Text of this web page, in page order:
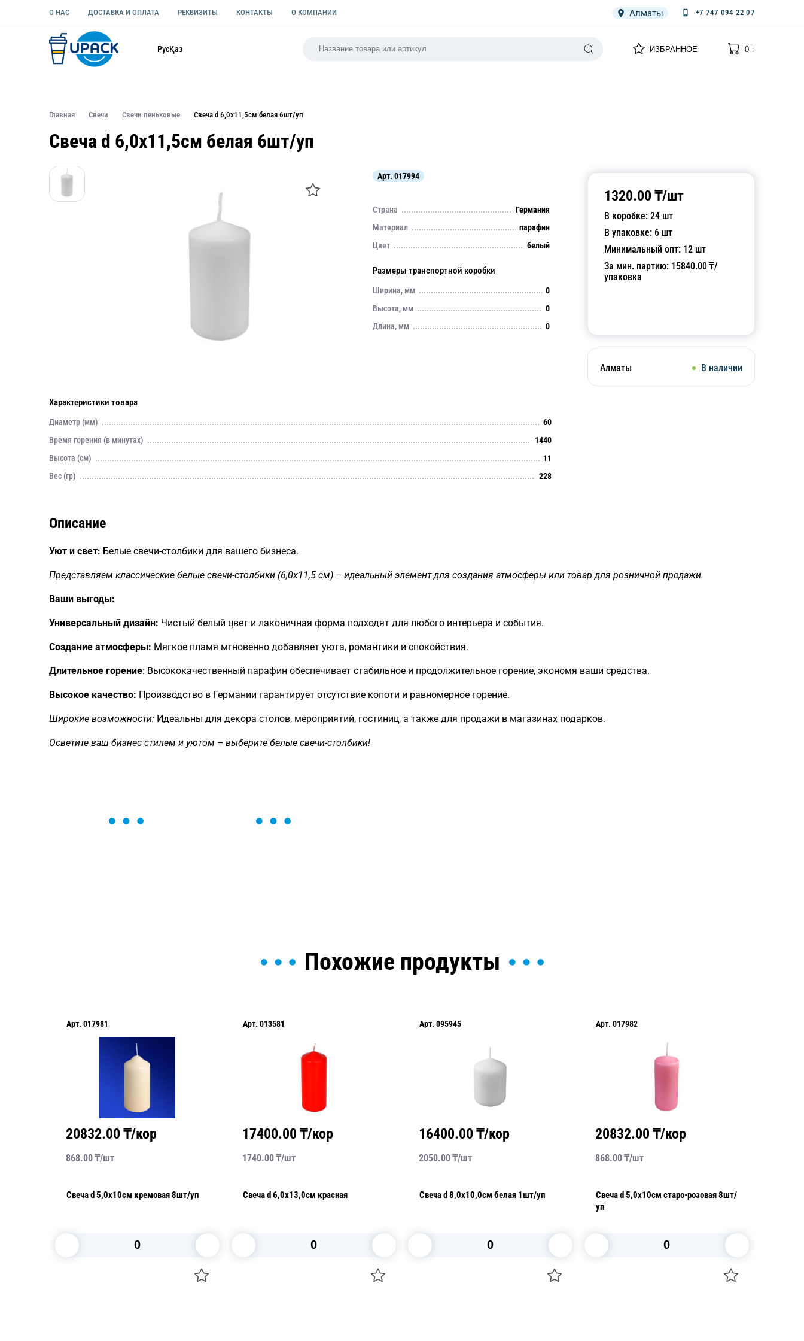
О НАС ДОСТАВКА И ОПЛАТА РЕКВИЗИТЫ КОНТАКТЫ О КОМПАНИИ Алматы +7 747 094 22 07
РусҚаз ИЗБРАННОЕ
0
0₸
Главная Свечи Свечи пеньковые Свеча d 6,0х11,5см белая 6шт/уп
Свеча d 6,0х11,5см белая 6шт/уп
1320.00 ₸/шт
В коробке: 24 шт
В упаковке: 6 шт
Минимальный опт: 12 шт
За мин. партию: 15840.00₸/
упаковка
Алматы В наличии
Арт. 017994
Страна
Германия
Материал
парафин
Цвет
белый
Размеры транспортной коробки
Ширина, мм
0
Высота, мм
0
Длина, мм
0
Характеристики товара
Диаметр (мм)
60
Время горения (в минутах)
1440
Высота (см)
11
Вес (гр)
228
Описание
Уют и свет: Белые свечи-столбики для вашего бизнеса.
Представляем классические белые свечи-столбики (6,0x11,5 см) – идеальный элемент для создания атмосферы или товар для розничной продажи.
Ваши выгоды:
Универсальный дизайн: Чистый белый цвет и лаконичная форма подходят для любого интерьера и события.
Создание атмосферы: Мягкое пламя мгновенно добавляет уюта, романтики и спокойствия.
Длительное горение: Высококачественный парафин обеспечивает стабильное и продолжительное горение, экономя ваши средства.
Высокое качество: Производство в Германии гарантирует отсутствие копоти и равномерное горение.
Широкие возможности: Идеальны для декора столов, мероприятий, гостиниц, а также для продажи в магазинах подарков.
Осветите ваш бизнес стилем и уютом – выберите белые свечи-столбики!
Похожие продукты
Арт. 017981
20832.00 ₸/кор
868.00₸/шт
Свеча d 5,0х10см кремовая 8шт/уп
Арт. 013581
17400.00 ₸/кор
1740.00₸/шт
Свеча d 6,0х13,0см красная
Арт. 095945
16400.00 ₸/кор
2050.00₸/шт
Свеча d 8,0х10,0см белая 1шт/уп
Арт. 017982
20832.00 ₸/кор
868.00₸/шт
Свеча d 5,0х10см старо-розовая 8шт/
уп